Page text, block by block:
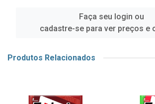
Faça seu login ou
cadastre-se para ver preços e
Produtos Relacionados